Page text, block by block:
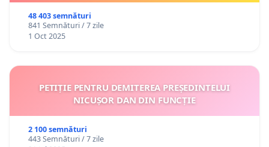
48 403 semnături
841 Semnături / 7 zile
1 Oct 2025
PETIȚIE PENTRU DEMITEREA PREȘEDINTELUI
NICUȘOR DAN DIN FUNCȚIE
2 100 semnături
443 Semnături / 7 zile